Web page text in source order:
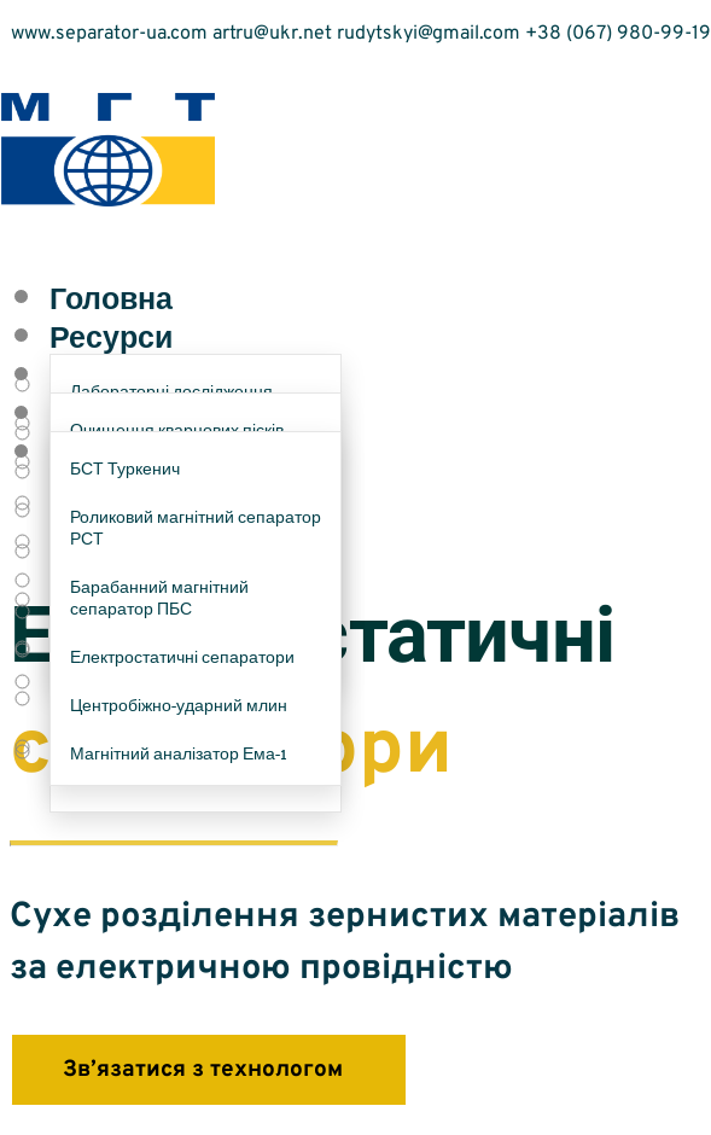
www.separator-ua.com artru@ukr.net rudytskyi@gmail.com +38 (067) 980-99-19
Головна
Ресурси
Лабораторні дослідження
Технологічний аудит
збагачувальних підприємств
Методи збагачення
Статті
Про фірму
Сировина
Очищення кварцових пісків
Збагачення титан-цирконових
Збагачення цирконових
Збагачення пегматитової та
концентратів
Збагачення марганцевих руд і
хвостів
Обладнання
БСТ Туркенич
Роликовий магнітний сепаратор
РСТ
Барабанний магнітний
сепаратор ПБС
Електростатичні сепаратори
Центробіжно-ударний млин
Магнітний аналізатор Ема-1
Контакти
Електростатичні
сепаратори
Сухе розділення зернистих матеріалів
за електричною провідністю
Зв’язатися з технологом